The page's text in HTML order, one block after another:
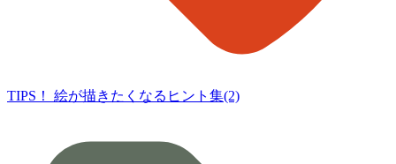
TIPS！ 絵が描きたくなるヒント集(2)